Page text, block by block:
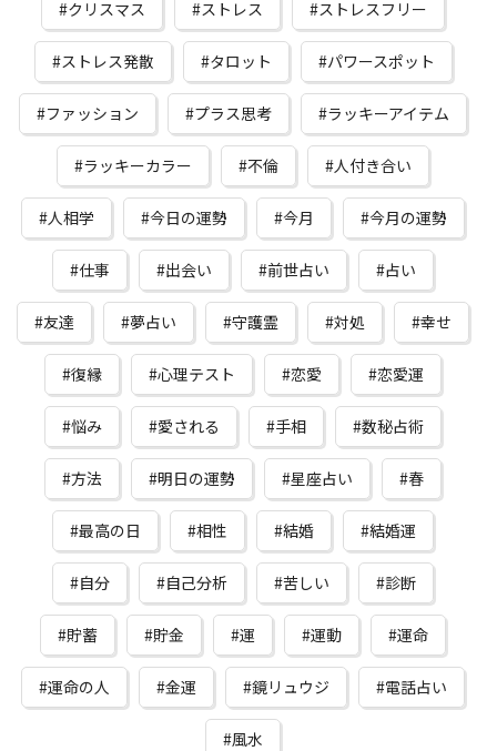
クリスマス ストレス ストレスフリー
ストレス発散 タロット パワースポット
ファッション プラス思考 ラッキーアイテム
ラッキーカラー 不倫 人付き合い
人相学 今日の運勢 今月 今月の運勢
仕事 出会い 前世占い 占い
友達 夢占い 守護霊 対処 幸せ
復縁 心理テスト 恋愛 恋愛運
悩み 愛される 手相 数秘占術
方法 明日の運勢 星座占い 春
最高の日 相性 結婚 結婚運
自分 自己分析 苦しい 診断
貯蓄 貯金 運 運動 運命
運命の人 金運 鏡リュウジ 電話占い
風水